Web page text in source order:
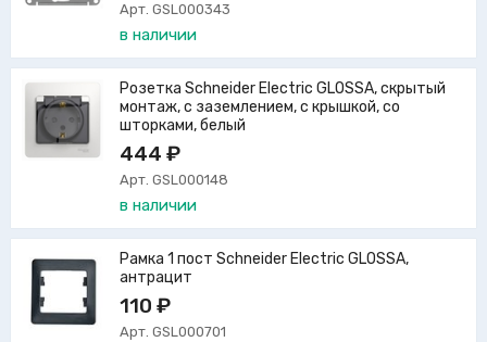
Арт. GSL000343
в наличии
Розетка Schneider Electric GLOSSA, скрытый
монтаж, с заземлением, с крышкой, со
шторками, белый
444 ₽
Арт. GSL000148
в наличии
Рамка 1 пост Schneider Electric GLOSSA,
антрацит
110 ₽
Арт. GSL000701